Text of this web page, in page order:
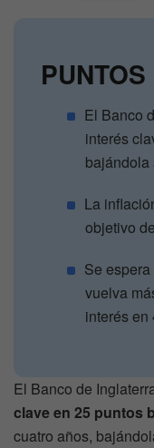
El Banco
interés
bajándola
La
objetivo
Se
vuelva
interés en
El Banco de
clave en 25 puntos
cuatro años,